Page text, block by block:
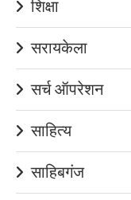
शिक्षा
सरायकेला
सर्च ऑपरेशन
साहित्य
साहिबगंज